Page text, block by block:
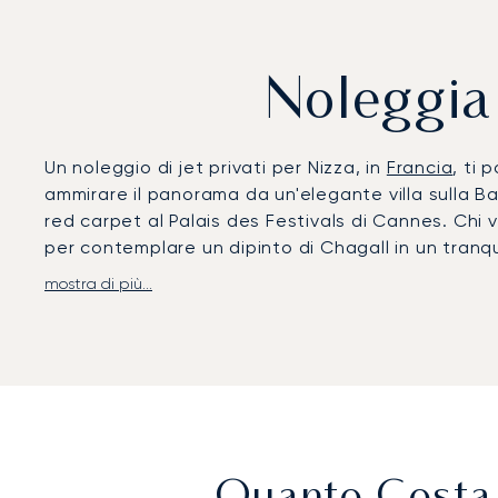
Un noleggio di jet privati per Nizza, in Francia, ti
ammirare il panorama da un'elegante villa sulla
red carpet al Palais des Festivals di Cannes. Chi
per contemplare un dipinto di Chagall in un
Atterra all'aeroporto di Nizza Costa Azzurra
mostra di più...